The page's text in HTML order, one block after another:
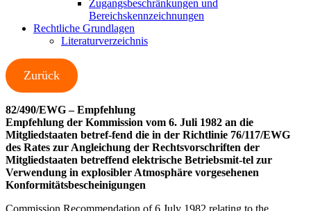
Zugangsbeschränkungen und
Bereichskennzeichnungen
Rechtliche Grundlagen
Literaturverzeichnis
Zurück
82/490/EWG – Empfehlung
Empfehlung der Kommission vom 6. Juli 1982 an die
Mitgliedstaaten betref-fend die in der Richtlinie 76/117/EWG
des Rates zur Angleichung der Rechtsvorschriften der
Mitgliedstaaten betreffend elektrische Betriebsmit-tel zur
Verwendung in explosibler Atmosphäre vorgesehenen
Konformitätsbescheinigungen